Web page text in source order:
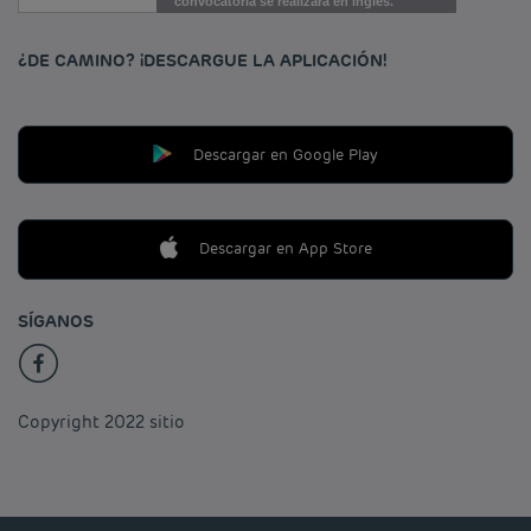
¿DE CAMINO? ¡DESCARGUE LA APLICACIÓN!
Descargar en Google Play
Descargar en App Store
SÍGANOS
Copyright 2022 sitio